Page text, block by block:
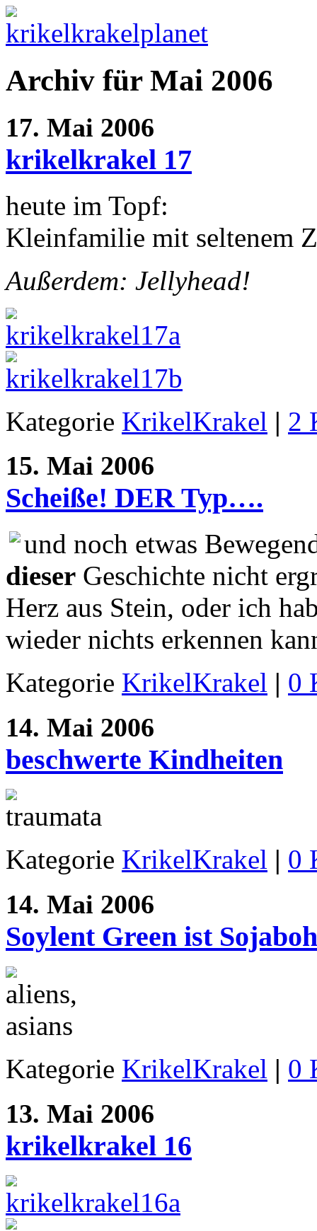
Archiv für Mai 2006
17. Mai 2006
krikelkrakel 17
heute im Topf:
Kleinfamilie mit seltenem
Außerdem: Jellyhead!
Kategorie KrikelKrakel | 2
15. Mai 2006
Scheiße! DER Typ….
und noch etwas
dieser Geschichte nicht
Herz aus Stein, oder ich
wieder nichts erkennen
Kategorie KrikelKrakel | 0
14. Mai 2006
beschwerte Kindheiten
Kategorie KrikelKrakel | 0
14. Mai 2006
Soylent Green ist
Kategorie KrikelKrakel | 0
13. Mai 2006
krikelkrakel 16